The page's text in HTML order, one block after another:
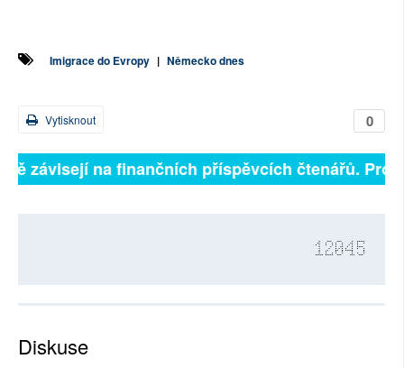
Imigrace do Evropy | Německo dnes
0
Vytisknout
závisejí na finančních příspěvcích čtenářů.
12045
Diskuse